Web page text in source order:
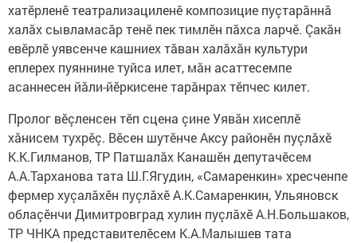
хатӗрленӗ театрализациленӗ композицие пуçтарăннă
халăх сывламасăр тенӗ пек тимлӗн пăхса ларчӗ. Çакăн
евӗрлӗ уявсенче кашниех тăван халăхăн культури
еплерех пуяннине туйса илет, мăн асаттесемпе
асаннесен йăли-йӗркисене тарăнрах тӗпчес килет.
Пролог вӗçленсен тӗп сцена çине Уявăн хисеплӗ
хăнисем тухрӗç. Вӗсен шутӗнче Аксу районӗн пуçлăхӗ
К.К.Гилманов, ТР Патшалăх Канашӗн депутачӗсем
А.А.Тарханова тата Ш.Г.Ягудин, «Самаренкин» хресченпе
фермер хуçалăхӗн пуçлăхӗ А.К.Самаренкин, Ульяновск
облаçӗнчи Димитровград хулин пуçлăхӗ А.Н.Большаков,
ТР ЧНКА представителӗсем К.А.Малышев тата